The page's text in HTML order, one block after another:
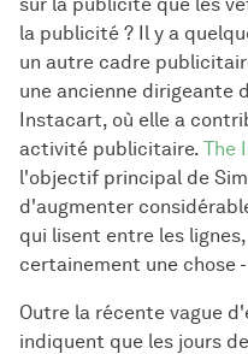
la publicité ? Il y a
un autre cadre
une ancienne dirigeante
Instacart, où elle a
activité publicitaire. The
l'objectif principal de
d'augmenter
qui lisent entre les
certainement une chose
Outre la récente vague
indiquent que les jours